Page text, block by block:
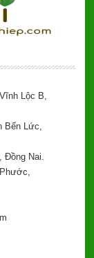
Lộc B,
Bến Lức,
Đồng Nai.